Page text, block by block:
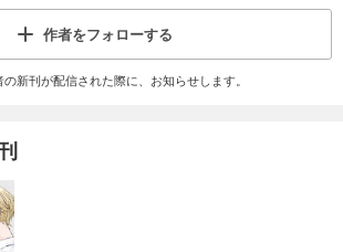
作者をフォローする
新刊が配信された際に、お知らせします。